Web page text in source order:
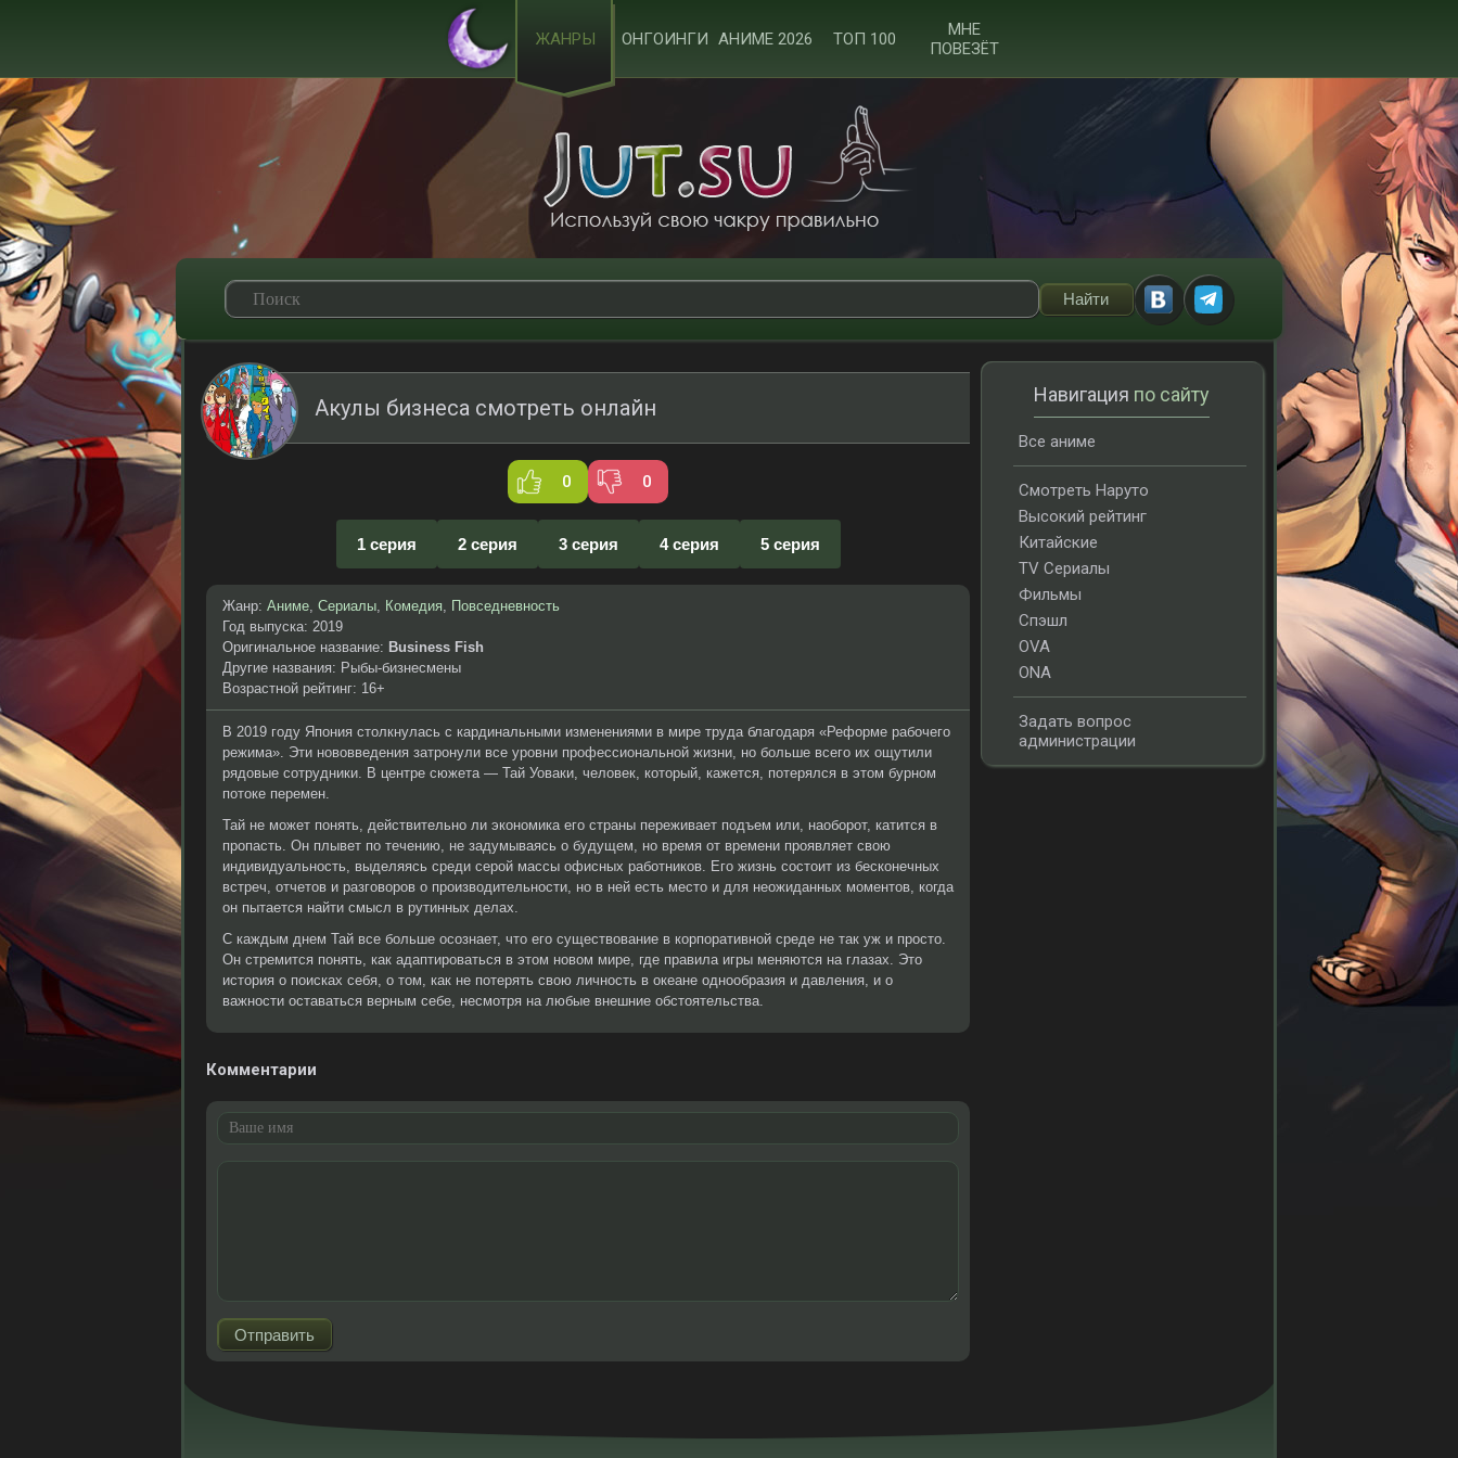
ЖАНРЫ ОНГОИНГИ АНИМЕ 2026 ТОП 100
МНЕ
ПОВЕЗЁТ
Акулы бизнеса смотреть онлайн
0 0
1 серия 2 серия 3 серия 4 серия 5 серия
Жанр: Аниме, Сериалы, Комедия, Повседневность
Год выпуска: 2019
Оригинальное название: Business Fish
Другие названия: Рыбы-бизнесмены
Возрастной рейтинг: 16+
В 2019 году Япония столкнулась с кардинальными изменениями в мире труда благодаря «Реформе рабочего
режима». Эти нововведения затронули все уровни профессиональной жизни, но больше всего их ощутили
рядовые сотрудники. В центре сюжета — Тай Уоваки, человек, который, кажется, потерялся в этом бурном
потоке перемен.
Тай не может понять, действительно ли экономика его страны переживает подъем или, наоборот, катится в
пропасть. Он плывет по течению, не задумываясь о будущем, но время от времени проявляет свою
индивидуальность, выделяясь среди серой массы офисных работников. Его жизнь состоит из бесконечных
встреч, отчетов и разговоров о производительности, но в ней есть место и для неожиданных моментов, когда
он пытается найти смысл в рутинных делах.
С каждым днем Тай все больше осознает, что его существование в корпоративной среде не так уж и просто.
Он стремится понять, как адаптироваться в этом новом мире, где правила игры меняются на глазах. Это
история о поисках себя, о том, как не потерять свою личность в океане однообразия и давления, и о
важности оставаться верным себе, несмотря на любые внешние обстоятельства.
Комментарии
Навигация по сайту
Все аниме
Смотреть Наруто
Высокий рейтинг
Китайские
TV Сериалы
Фильмы
Спэшл
OVA
ONA
Задать вопрос
администрации